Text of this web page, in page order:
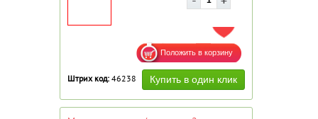
ДОБАВИТЬ В ИЗБРАННОЕ
Штрих код: 46238